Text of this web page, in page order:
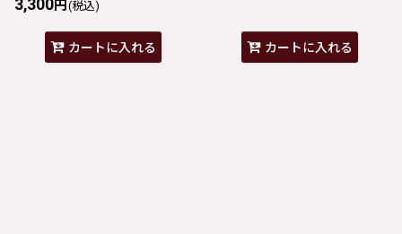
3,300円 (税込)
カートに入れる カートに入れる